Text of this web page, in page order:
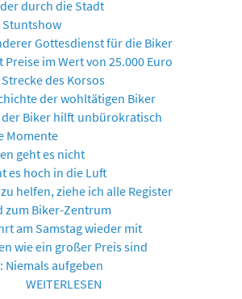
durch die Stadt
Gottesdienst für die Biker
im Wert von 25.000 Euro
des Korsos
der wohltätigen Biker
der Biker hilft unbürokratisch
Momente
geht es nicht
es hoch in die Luft
helfen, ziehe ich alle Register
zum Biker-Zentrum
am Samstag wieder mit
wie ein großer Preis sind
Niemals aufgeben
WEITERLESEN